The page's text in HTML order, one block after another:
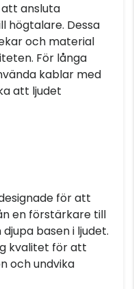
ansluta
högtalare. Dessa
och material
För långa
kablar med
att ljudet
för att
en förstärkare till
basen i ljudet.
kvalitet för att
och undvika